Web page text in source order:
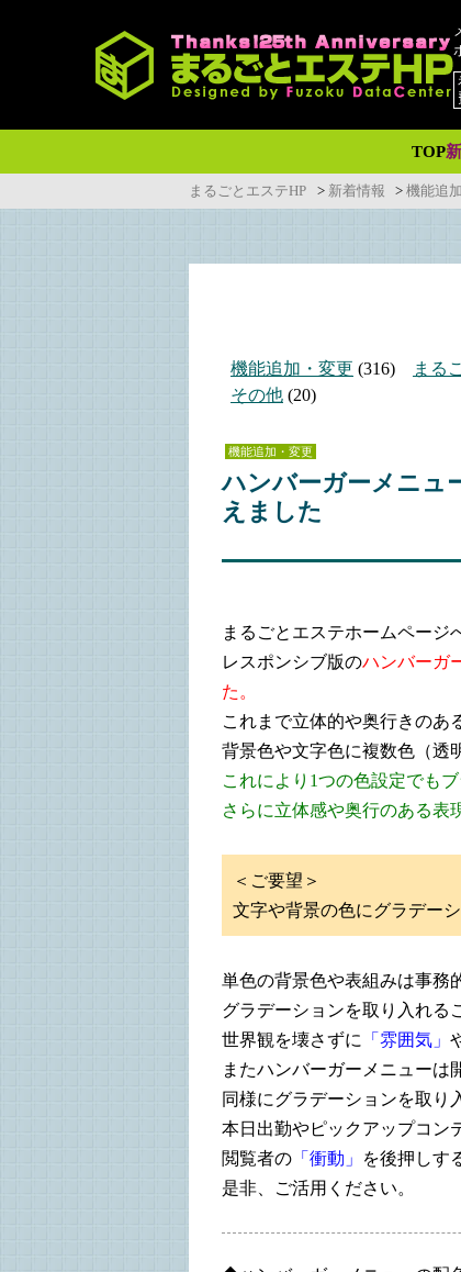
TOP
まるごとエステHP > 新着情報 > 機能追
機能追加・変更 (316) まる
その他 (20)
機能追加・変更
ハンバーガーメニュ
えました
まるごとエステホームページ
レスポンシブ版のハンバーガ
た。
これまで立体的や奥行きのあ
背景色や文字色に複数色（透
これにより1つの色設定でも
さらに立体感や奥行のある表
＜ご要望＞
文字や背景の色にグラデー
単色の背景色や表組みは事務
グラデーションを取り入れる
世界観を壊さずに
「雰囲気」
またハンバーガーメニューは
同様にグラデーションを取り
本日出勤やピックアップコン
閲覧者の 「衝動」
を後押しす
是非、ご活用ください。